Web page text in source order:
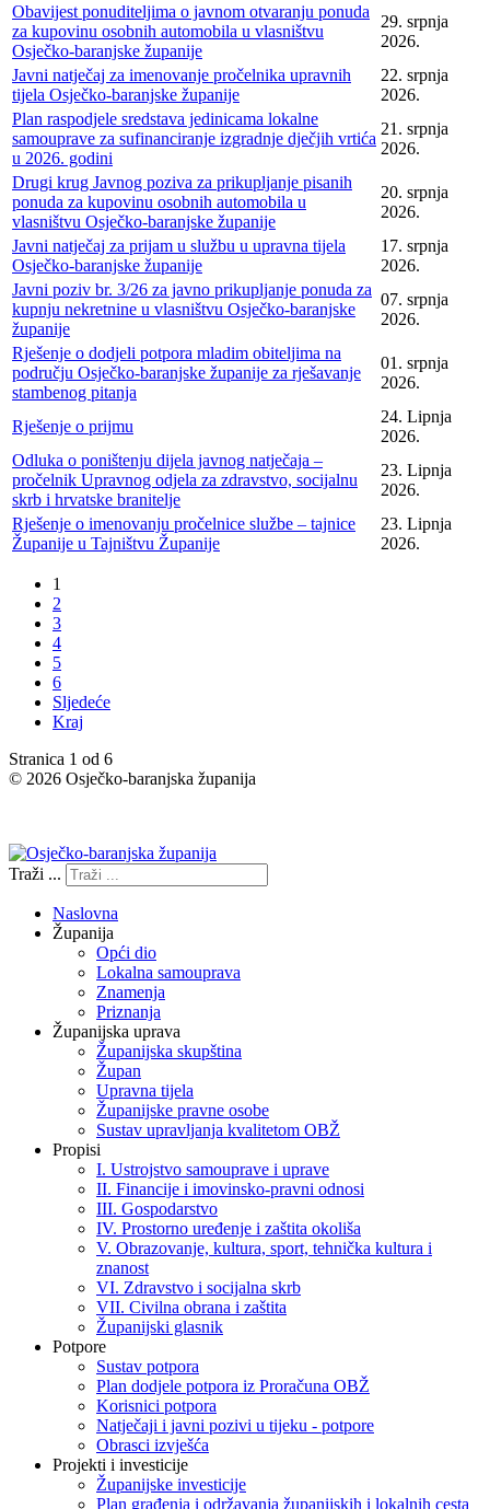
Obavijest ponuditeljima o javnom otvaranju ponuda
za kupovinu osobnih automobila u vlasništvu
Osječko-baranjske županije
29. srpnja
2026.
Javni natječaj za imenovanje pročelnika upravnih
tijela Osječko-baranjske županije
22. srpnja
2026.
Plan raspodjele sredstava jedinicama lokalne
samouprave za sufinanciranje izgradnje dječjih vrtića
u 2026. godini
21. srpnja
2026.
Drugi krug Javnog poziva za prikupljanje pisanih
ponuda za kupovinu osobnih automobila u
vlasništvu Osječko-baranjske županije
20. srpnja
2026.
Javni natječaj za prijam u službu u upravna tijela
Osječko-baranjske županije
17. srpnja
2026.
Javni poziv br. 3/26 za javno prikupljanje ponuda za
kupnju nekretnine u vlasništvu Osječko-baranjske
županije
07. srpnja
2026.
Rješenje o dodjeli potpora mladim obiteljima na
području Osječko-baranjske županije za rješavanje
stambenog pitanja
01. srpnja
2026.
Rješenje o prijmu
24. Lipnja
2026.
Odluka o poništenju dijela javnog natječaja –
pročelnik Upravnog odjela za zdravstvo, socijalnu
skrb i hrvatske branitelje
23. Lipnja
2026.
Rješenje o imenovanju pročelnice službe – tajnice
Županije u Tajništvu Županije
23. Lipnja
2026.
1
2
3
4
5
6
Sljedeće
Kraj
Stranica 1 od 6
© 2026 Osječko-baranjska županija
Traži ...
Naslovna
Županija
Opći dio
Lokalna samouprava
Znamenja
Priznanja
Županijska uprava
Županijska skupština
Župan
Upravna tijela
Županijske pravne osobe
Sustav upravljanja kvalitetom OBŽ
Propisi
I. Ustrojstvo samouprave i uprave
II. Financije i imovinsko-pravni odnosi
III. Gospodarstvo
IV. Prostorno uređenje i zaštita okoliša
V. Obrazovanje, kultura, sport, tehnička kultura i
znanost
VI. Zdravstvo i socijalna skrb
VII. Civilna obrana i zaštita
Županijski glasnik
Potpore
Sustav potpora
Plan dodjele potpora iz Proračuna OBŽ
Korisnici potpora
Natječaji i javni pozivi u tijeku - potpore
Obrasci izvješća
Projekti i investicije
Županijske investicije
Plan građenja i održavanja županijskih i lokalnih cesta